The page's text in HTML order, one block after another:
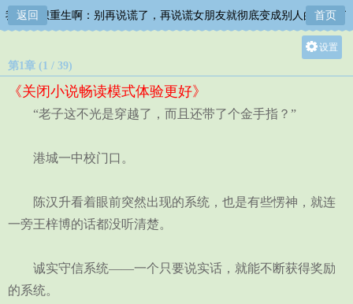
返回
我真没想重生啊：别再说谎了，再说谎女朋友就彻底变成别人的形状了
首页
设置
第1章 (1 / 39)
《关闭小说畅读模式体验更好》
“老子这不光是穿越了，而且还带了个金手指？”
港城一中校门口。
陈汉升看着眼前突然出现的系统，也是有些愣神，就连
一旁王梓博的话都没听清楚。
诚实守信系统——一个只要说实话，就能不断获得奖励
的系统。